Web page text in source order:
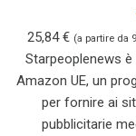
25,84 € (a partire da
Starpeoplenews
Amazon UE, un
per fornire ai
pubblicitarie